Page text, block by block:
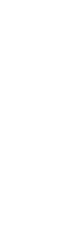
springen